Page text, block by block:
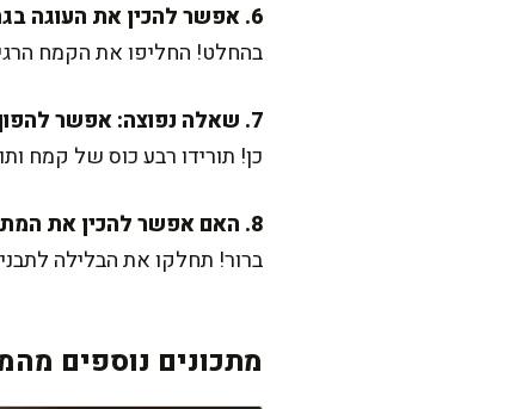
6. אפשר להכין את העוגה בגרסה ללא גלוטן?
בהחלט! החליפו את הקמח
7. שאלה נפוצה: אפשר להפוך את העוגה לשוקולדית?
כן! תורידו רבע כוס של קמח
8. האם אפשר להכין את המתכון גם בתור מאפינס?
ברור! תחלקו את הבלילה לתבניות מאפינס
מתכונים נוספים